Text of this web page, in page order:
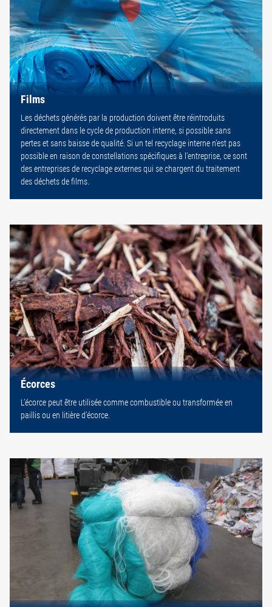
Films
Les déchets générés par la production doivent être réintroduits
directement dans le cycle de production interne, si possible sans
pertes et sans baisse de qualité. Si un tel recyclage interne n’est pas
possible en raison de constellations spécifiques à l’entreprise, ce sont
des entreprises de recyclage externes qui se chargent du traitement
des déchets de films.
Écorces
L’écorce peut être utilisée comme combustible ou transformée en
paillis ou en litière d’écorce.